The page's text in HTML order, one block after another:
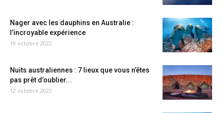
Nager avec les dauphins en Australie :
l’incroyable expérience
19 octobre 2022
Nuits australiennes : 7 lieux que vous n’êtes
pas prêt d’oublier...
12 octobre 2022